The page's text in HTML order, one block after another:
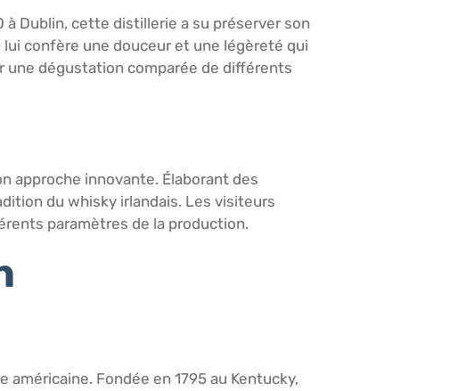
à Dublin, cette distillerie a su préserver son
confère une douceur et une légèreté qui
une dégustation comparée de différents
approche innovante. Élaborant des
du whisky irlandais. Les visiteurs
paramètres de la production.
Fondée en 1795 au Kentucky,